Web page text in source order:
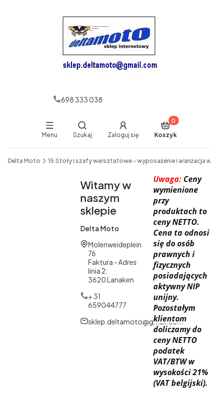
698 333 038
Menu
Otwórz wyszukiwarkę
Szukaj Zaloguj się
Produkty w
Koszyk
Delta Moto 15.Stoły i szafy warsztatowe - wyposażenie i aranżacja
Witamy w
naszym
sklepie
Delta Moto
Adres:
Molenweideplein
76
Faktura - Adres
linia 2:
3620 Lanaken
+ 31
659044777
sklep.deltamoto@gmail.com
Uwaga:Ceny
wymienione
przy
produktach to
ceny NETTO.
Cena ta odnosi
się do osób
prawnych i
fizycznych
posiadających
aktywny NIP
unijny.
Pozostałym
klientom
doliczamy do
ceny NETTO
podatek
VAT/BTW w
wysokości 21%
(VAT belgijski).